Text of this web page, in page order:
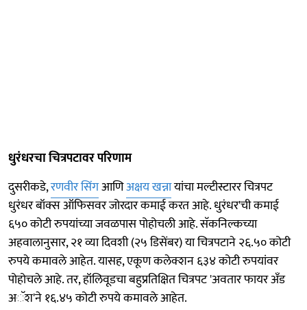
धुरंधरचा चित्रपटावर परिणाम
दुसरीकडे,रणवीर सिंगआणिअक्षय खन्नायांचा मल्टीस्टारर चित्रपट
धुरंधर बॉक्स ऑफिसवर जोरदार कमाई करत आहे. धुरंधर'ची कमाई
६५० कोटी रुपयांच्या जवळपास पोहोचली आहे. सॅकनिल्कच्या
अहवालानुसार, २१ व्या दिवशी (२५ डिसेंबर) या चित्रपटाने २६.५० कोटी
रुपये कमावले आहेत. यासह, एकूण कलेक्शन ६३४ कोटी रुपयांवर
पोहोचले आहे. तर, हॉलिवूडचा बहुप्रतिक्षित चित्रपट 'अवतार फायर अँड
अॅश'ने १६.४५ कोटी रुपये कमावले आहेत.